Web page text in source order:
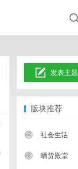
发表主题
版块推荐
社会生活
晒货殿堂